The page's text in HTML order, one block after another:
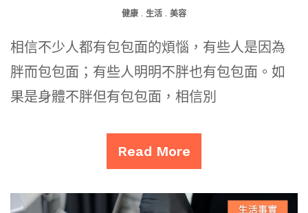
健康 . 生活 . 美容
相信不少人都有包包面的煩惱，有些人是因為
胖而包包面；有些人明明不胖也有包包面。如
果是身體不胖但有包包面，相信別
Read More